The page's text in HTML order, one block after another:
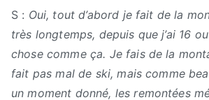
S : Oui, tout d’abord je fait de la
très longtemps, depuis que j’ai 16
chose comme ça. Je fais de la
fait pas mal de ski, mais comme
un moment donné, les remontées